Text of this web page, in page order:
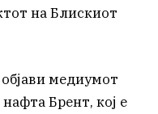
на Блискиот
медиумот
нафта Брент, кој е